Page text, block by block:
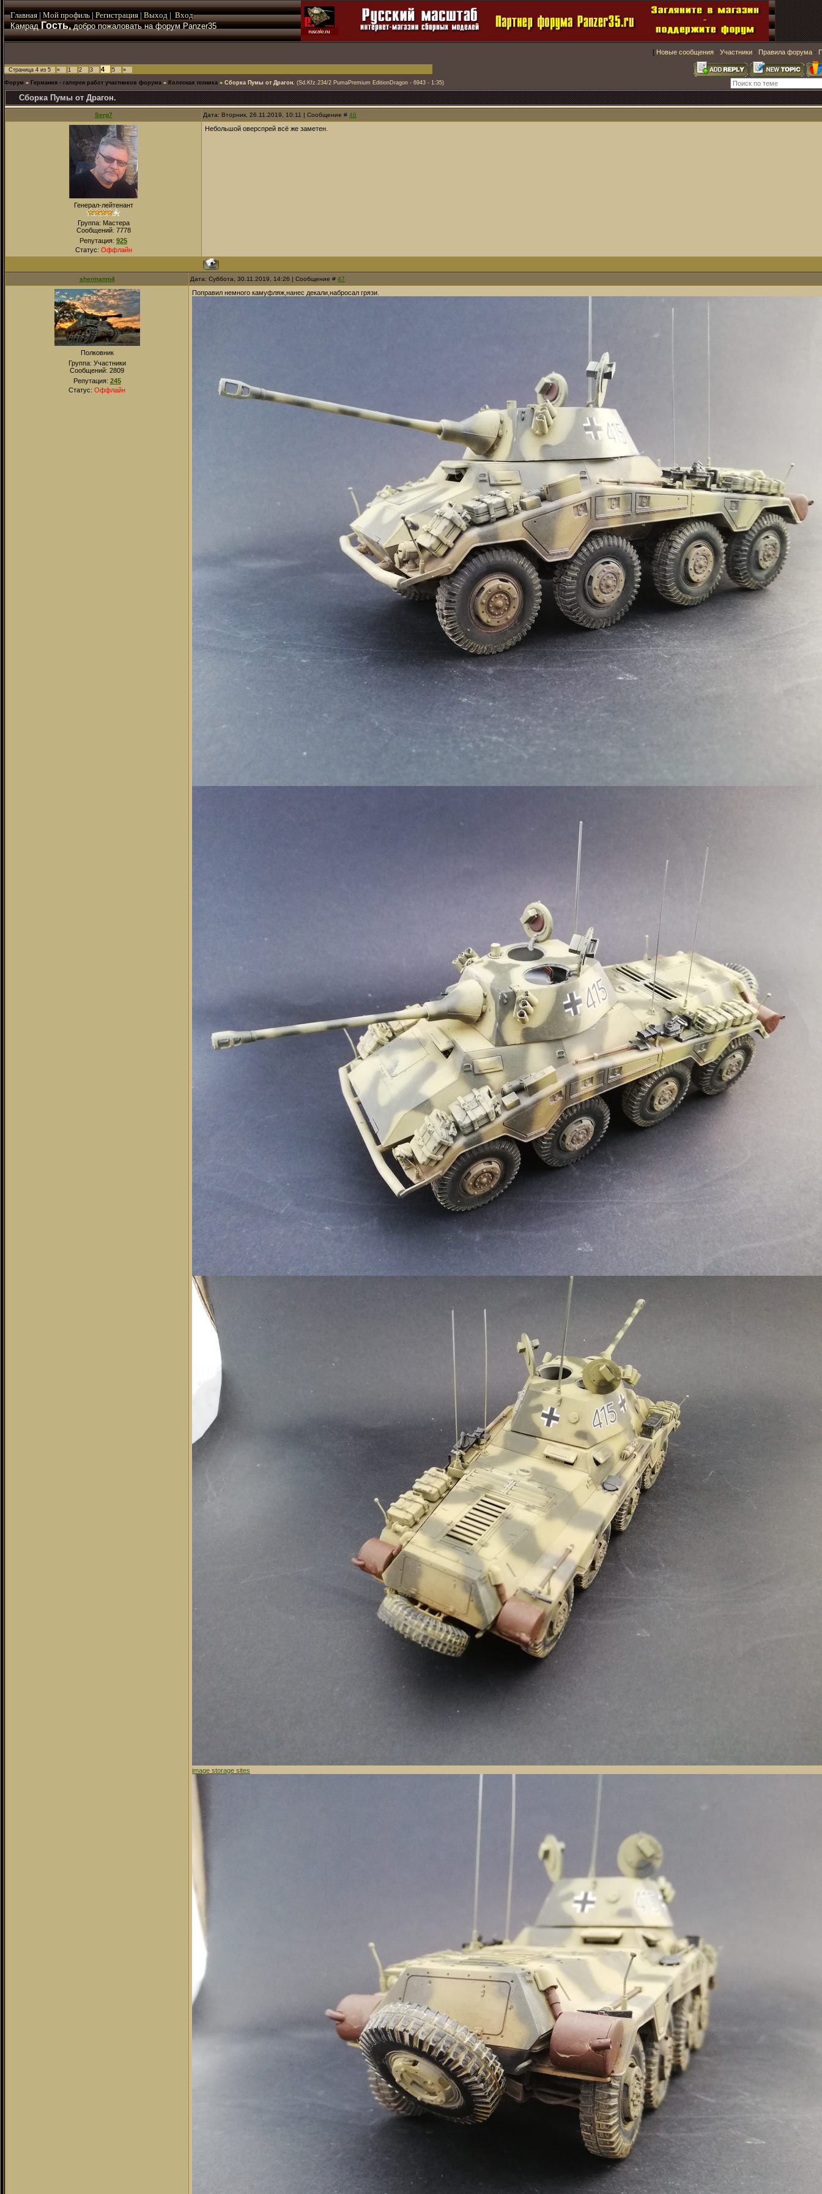
Главная | Мой профиль | Регистрация | Выход | Вход
КамрадГость,добро пожаловать на форум Panzer35
[ Новые сообщения · Участники · Правила форума ·
Страница 4 из 5 « 1 2 3 4 5 »
Форум » Германия - галерея работ участников форума » Колесная техника » Сборка Пумы от Драгон. (Sd.Kfz.234/2 PumaPremium EditionDragon - 6943 - 1:35)
Сборка Пумы от Драгон.
Serg7 Дата: Вторник, 26.11.2019, 10:11 | Сообщение # 46
Генерал-лейтенант
Группа: Мастера
Сообщений: 7778
Репутация: 925
Статус: Оффлайн
Небольшой оверспрей всё же заметен.
shermanm4 Дата: Суббота, 30.11.2019, 14:26 | Сообщение # 47
Полковник
Группа: Участники
Сообщений: 2809
Репутация: 245
Статус: Оффлайн
Поправил немного камуфляж,нанес декали,набросал грязи.
image storage sites